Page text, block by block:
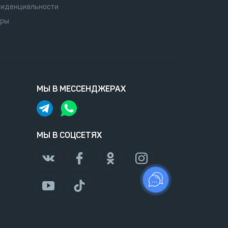
МЫ В МЕССЕНДЖЕРАХ
МЫ В СОЦСЕТЯХ